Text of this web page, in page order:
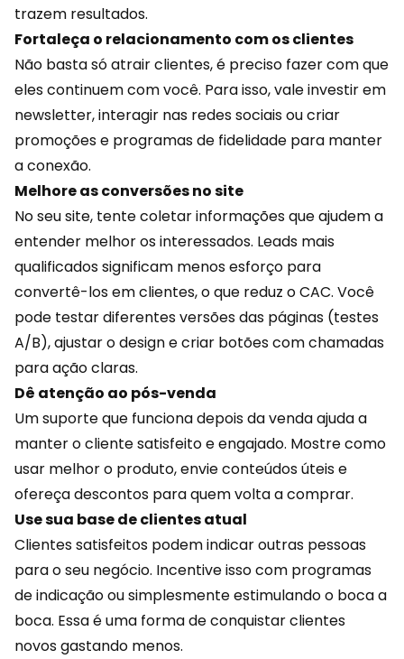
trazem resultados.
Fortaleça o relacionamento com os clientes
Não basta só atrair clientes, é preciso fazer com que
eles continuem com você. Para isso, vale investir em
newsletter, interagir nas redes sociais oucriar
promoçõese programas de fidelidade para manter
a conexão.
Melhore as conversões no site
No seu site, tente coletar informações que ajudem a
entender melhor os interessados. Leads mais
qualificados significam menos esforço para
convertê-los em clientes, o que reduz o CAC. Você
pode testar diferentes versões das páginas (testes
A/B), ajustar o design e criar botões com chamadas
para ação claras.
Dê atenção ao pós-venda
Um suporte que funciona depois da venda ajuda a
manter o cliente satisfeito e engajado. Mostre como
usar melhor o produto, envie conteúdos úteis e
ofereça descontos para quemvolta a comprar.
Use sua base de clientes atual
Clientes satisfeitos podem indicar outras pessoas
para o seu negócio. Incentive isso com programas
de indicação ou simplesmente estimulando o boca a
boca. Essa é uma forma de conquistar clientes
novos gastando menos.